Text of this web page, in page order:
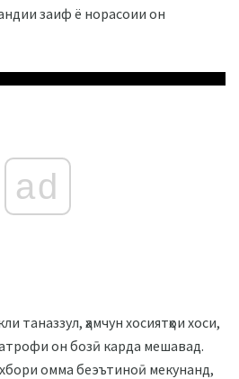
заиф ё норасоии он
ad
таназзул, ҳамчун хосиятҳои хоси,
он бозӣ карда мешавад.
омма беэътиноӣ мекунанд,